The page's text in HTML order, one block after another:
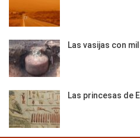
Las vasijas con
Las princesas de